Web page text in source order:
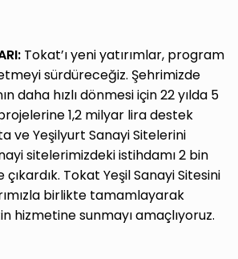
Tokat’ı yeni yatırımlar, program
sürdüreceğiz. Şehrimizde
daha hızlı dönmesi için 22 yılda 5
1,2 milyar lira destek
ve Yeşilyurt Sanayi Sitelerini
sitelerimizdeki istihdamı 2 bin
çıkardık. Tokat Yeşil Sanayi Sitesini
birlikte tamamlayarak
hizmetine sunmayı amaçlıyoruz.